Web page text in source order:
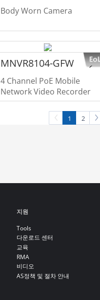
Body Worn Camera
MNVR8104-GFW
4 Channel PoE Mobile
Network Video Recorder
1 2
지원
Tools
다운로드 센터
교육
RMA
비디오
AS정책 및 절차 안내